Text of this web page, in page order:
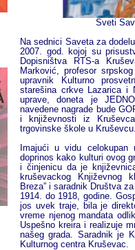
Sveti
Na sednici Saveta za
2007. god. kojoj su
Dopisništva RTS-a
Marković, profesor
upravnik Kulturno
starešina crkve Lazarica i
uprave, doneta je
navedene nagrade bude
i književnosti iz
trgovinske škole u
Imajući u vidu celokupan
doprinos kako kulturi ovog
i činjenicu da je
kruševackog Književnog
Breza” i saradnik Društva
1914. do 1918, godine.
jos uvek traje, bila je
vreme njenog mandata
Uspešno kreira i realizuje
našeg grada. Saradnik je
Kulturnog centra Kruševac.